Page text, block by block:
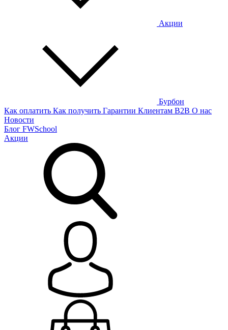
Акции
Бурбон
Как оплатить Как получить Гарантии Клиентам B2B О нас
Новости
Блог FWSchool
Акции